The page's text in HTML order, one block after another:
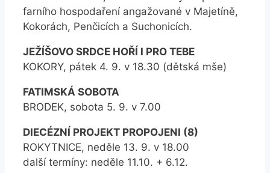
farního hospodaření angažované v Majetíně,
Kokorách, Penčicích a Suchonicích.
JEŽÍŠOVO SRDCE HOŘÍ I PRO TEBE
KOKORY, pátek 4. 9. v 18.30 (dětská mše)
FATIMSKÁ SOBOTA
BRODEK, sobota 5. 9. v 7.00
DIECÉZNÍ PROJEKT PROPOJENI (8)
ROKYTNICE, neděle 13. 9. v 18.00
další termíny: neděle 11.10. + 6.12.